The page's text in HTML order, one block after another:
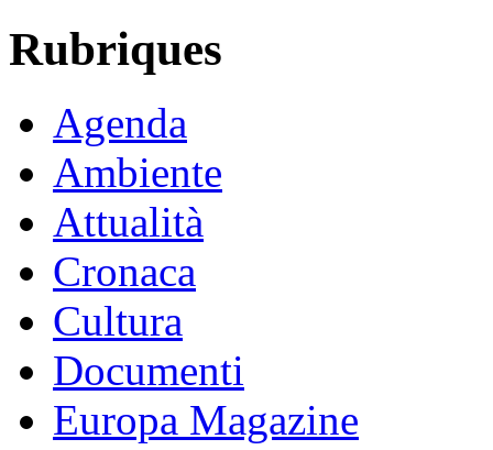
Rubriques
Agenda
Ambiente
Attualità
Cronaca
Cultura
Documenti
Europa Magazine